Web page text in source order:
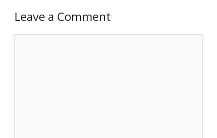
Leave a Comment